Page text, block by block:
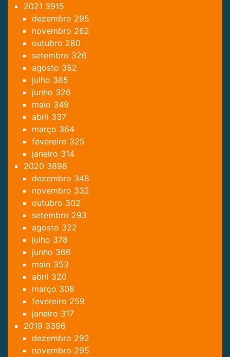
2021 3915
dezembro 295
novembro 262
outubro 280
setembro 326
agosto 352
julho 385
junho 326
maio 349
abril 337
março 364
fevereiro 325
janeiro 314
2020 3898
dezembro 348
novembro 332
outubro 302
setembro 293
agosto 322
julho 378
junho 366
maio 353
abril 320
março 308
fevereiro 259
janeiro 317
2019 3396
dezembro 292
novembro 295